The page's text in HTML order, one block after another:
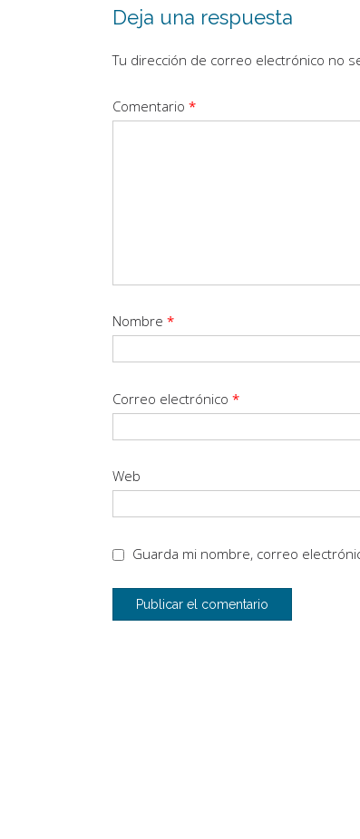
Deja una respuesta
Tu dirección de correo electrónico no
Comentario *
Nombre *
Correo electrónico *
Web
Guarda mi nombre, correo